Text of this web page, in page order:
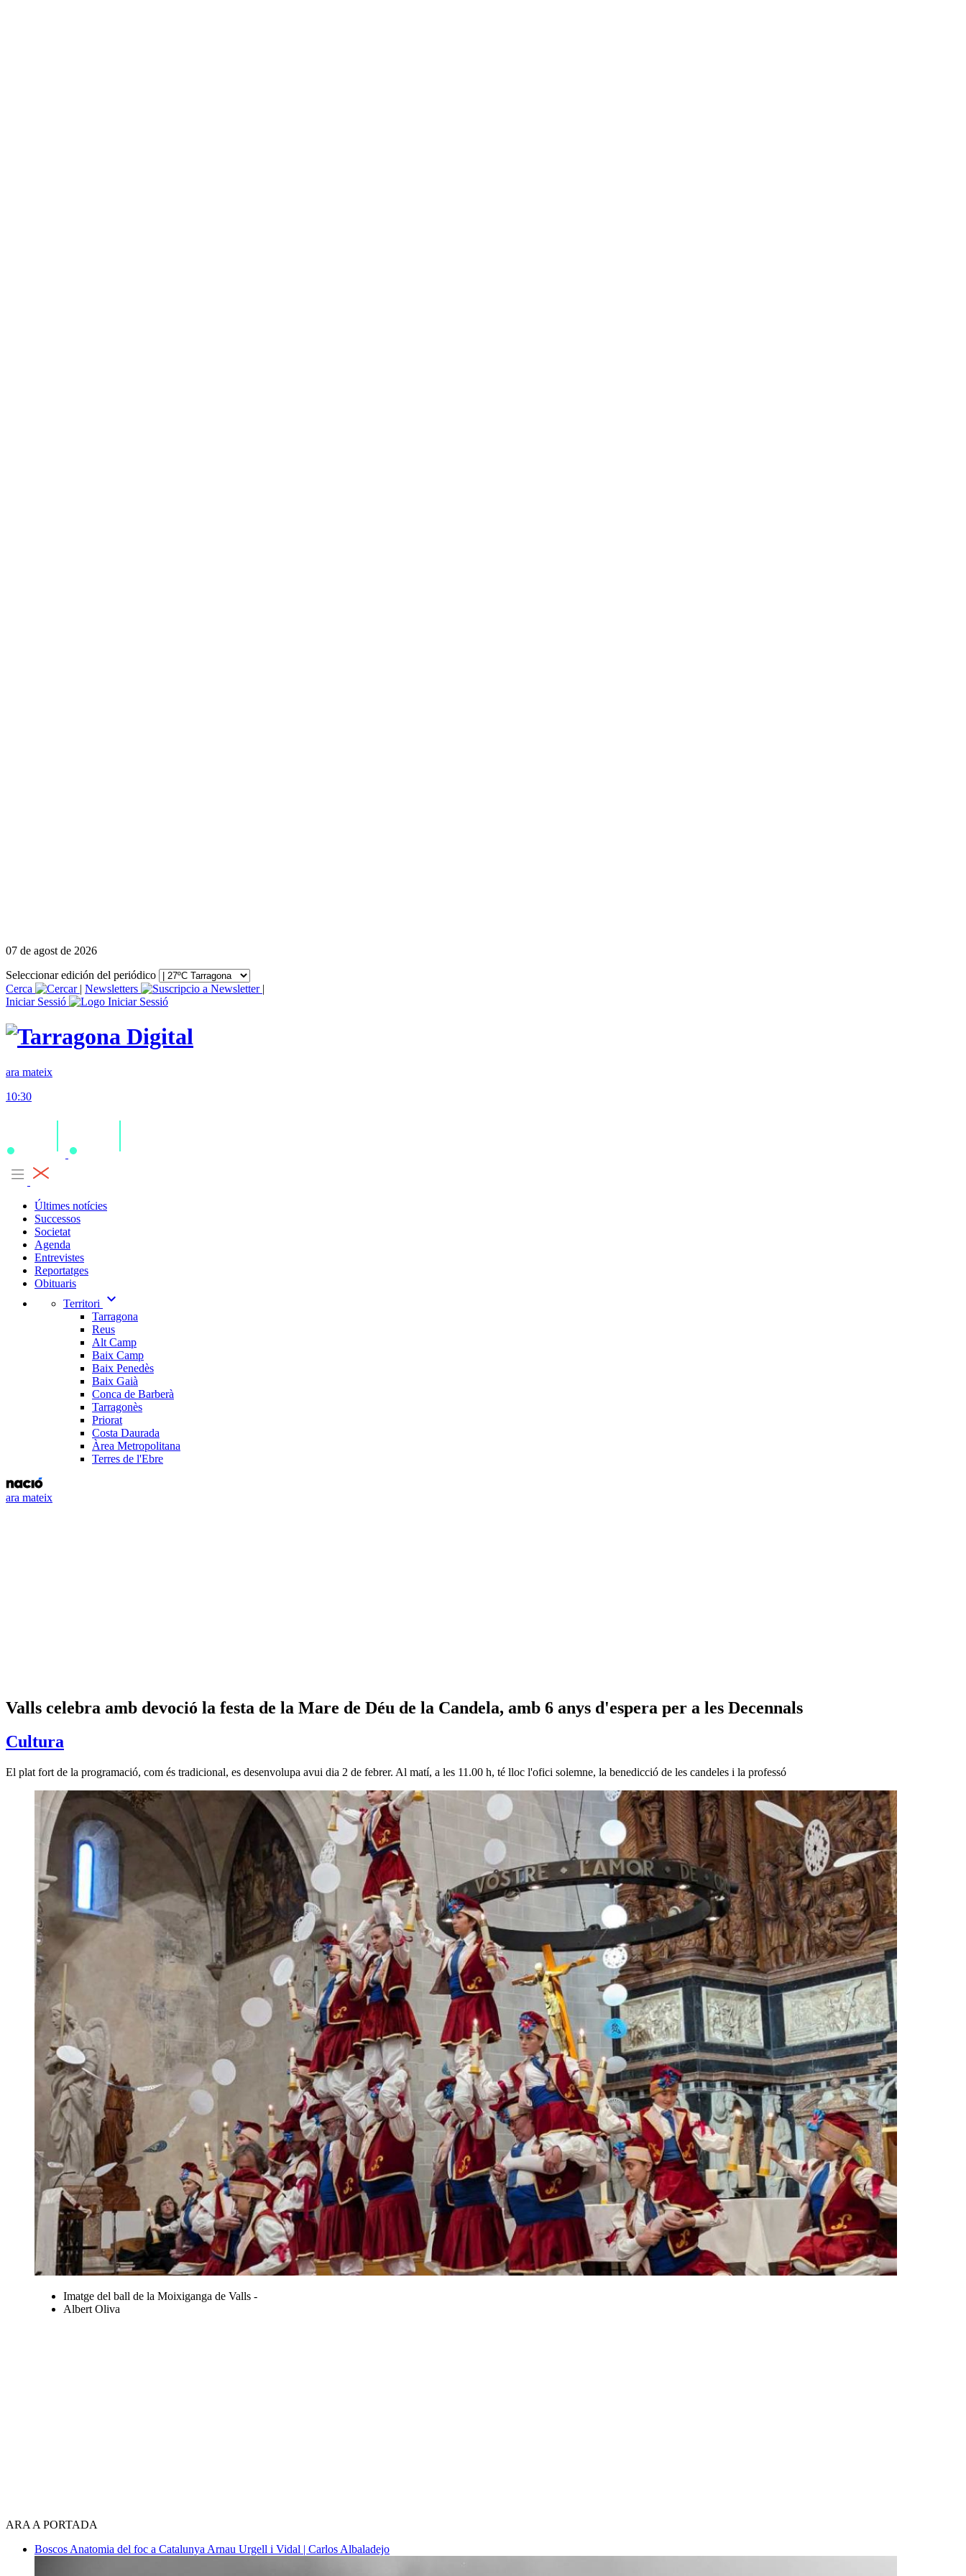
07 de agost de 2026
Seleccionar edición del periódico
Cerca
| Newsletters
|
Iniciar Sessió
ara mateix
10:30
Últimes notícies
Successos
Societat
Agenda
Entrevistes
Reportatges
Obituaris
Territori
expand_more
Tarragona
Reus
Alt Camp
Baix Camp
Baix Penedès
Baix Gaià
Conca de Barberà
Tarragonès
Priorat
Costa Daurada
Àrea Metropolitana
Terres de l'Ebre
ara mateix
Valls celebra amb devoció la festa de la Mare de Déu de la Candela, amb 6 anys d'espera per a les Decennals
Cultura
El plat fort de la programació, com és tradicional, es desenvolupa avui dia 2 de febrer. Al matí, a les 11.00 h, té lloc l'ofici solemne, la benedicció de les candeles i la professó
Imatge del ball de la Moixiganga de Valls -
Albert Oliva
ARA A PORTADA
Boscos Anatomia del foc a Catalunya Arnau Urgell i Vidal | Carlos Albaladejo